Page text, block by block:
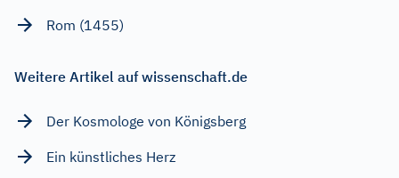
Rom (1455)
Weitere Artikel auf wissenschaft.de
Der Kosmologe von Königsberg
Ein künstliches Herz